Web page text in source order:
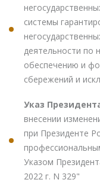
системы
деятельности по
обеспечению и
сбережений и
Указ
внесении
при Президенте
Указом
2022 г. N 329"